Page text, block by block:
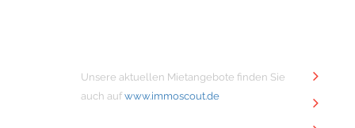
Unsere aktuellen Mietangebote finden Sie
auch auf www.immoscout.de